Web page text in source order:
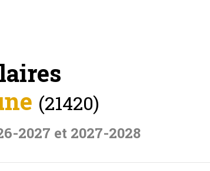
(21420)
2027 et 2027-2028